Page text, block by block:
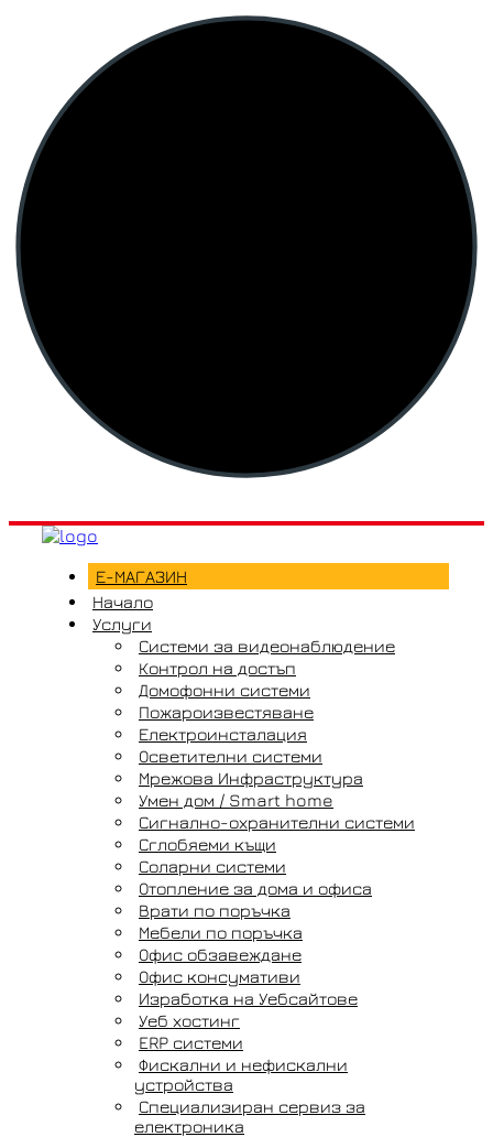
Е-МАГАЗИН
Начало
Услуги
Системи за видеонаблюдение
Контрол на достъп
Домофонни системи
Пожароизвестяване
Електроинсталация
Осветителни системи
Мрежова Инфраструктура
Умен дом / Smart home
Сигнално-охранителни системи
Сглобяеми къщи
Соларни системи
Отопление за дома и офиса
Врати по поръчка
Мебели по поръчка
Офис обзавеждане
Офис консумативи
Изработка на Уебсайтове
Уеб хостинг
ERP системи
Фискални и нефискални
устройства
Специализиран сервиз за
електроника